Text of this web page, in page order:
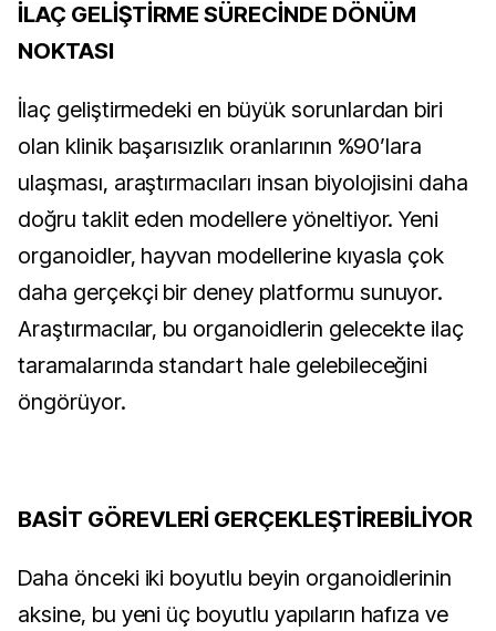
İLAÇ GELİŞTİRME SÜRECİNDE DÖNÜM
NOKTASI
İlaç geliştirmedeki en büyük sorunlardan biri
olan klinik başarısızlık oranlarının %90’lara
ulaşması, araştırmacıları insan biyolojisini daha
doğru taklit eden modellere yöneltiyor. Yeni
organoidler, hayvan modellerine kıyasla çok
daha gerçekçi bir deney platformu sunuyor.
Araştırmacılar, bu organoidlerin gelecekte ilaç
taramalarında standart hale gelebileceğini
öngörüyor.
BASİT GÖREVLERİ GERÇEKLEŞTİREBİLİYOR
Daha önceki iki boyutlu beyin organoidlerinin
aksine, bu yeni üç boyutlu yapıların hafıza ve